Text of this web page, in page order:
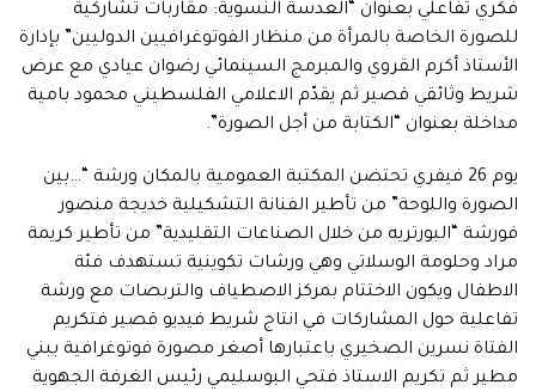
فكري تفاعلي بعنوان “العدسة النسوية: مقاربات تشاركية
للصورة الخاصة بالمرأة من منظار الفوتوغرافيين الدوليين” بإدارة
الأستاذ أكرم القروي والمبرمج السينمائي رضوان عيادي مع عرض
شريط وثائقي قصير ثم يقدّم الاعلامي الفلسطيني محمود بامية
مداخلة بعنوان “الكتابة من أجل الصورة”.
يوم 26 فيفري تحتضن المكتبة العمومية بالمكان ورشة “…بين
الصورة واللوحة” من تأطير الفنانة التشكيلية خديجة منصور
فورشة “البورتريه من خلال الصناعات التقليدية” من تأطير كريمة
مراد وحلومة الوسلاتي وهي ورشات تكوينية تستهدف فئة
الاطفال ويكون الاختتام بمركز الاصطياف والتربصات مع ورشة
تفاعلية حول المشاركات في انتاج شريط فيديو قصير فتكريم
الفتاة نسرين الصخيري باعتبارها أصغر مصورة فوتوغرافية ببني
مطير ثم تكريم الاستاذ فتحي البوسليمي رئيس الغرفة الجهوية